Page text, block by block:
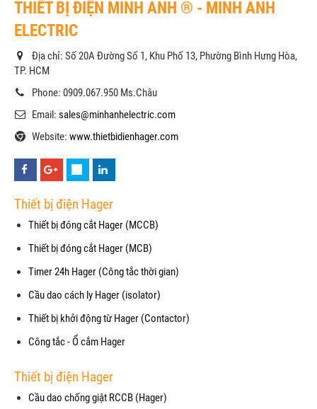
THIẾT BỊ ĐIỆN MINH ANH ® - MINH ANH
ELECTRIC
Địa chỉ: Số 20A Đường Số 1, Khu Phố 13, Phường Bình Hưng Hòa,
TP. HCM
Phone: 0909.067.950 Ms.Châu
Email: sales@minhanhelectric.com
Website: www.thietbidienhager.com
Thiết bị điện Hager
Thiết bị đóng cắt Hager (MCCB)
Thiết bị đóng cắt Hager (MCB)
Timer 24h Hager (Công tắc thời gian)
Cầu dao cách ly Hager (isolator)
Thiết bị khởi động từ Hager (Contactor)
Công tắc - Ổ cắm Hager
Thiết bị điện Hager
Cầu dao chống giật RCCB (Hager)